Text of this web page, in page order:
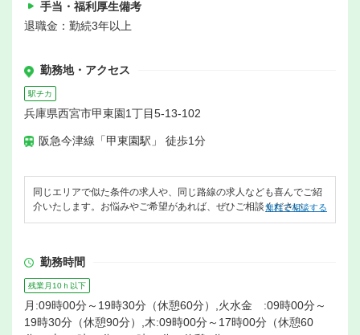
手当・福利厚生備考
退職金：勤続3年以上
勤務地・アクセス
駅チカ
兵庫県西宮市甲東園1丁目5-13-102
阪急今津線「甲東園駅」 徒歩1分
同じエリアで似た条件の求人や、同じ路線の求人なども喜んでご紹
介いたします。お悩みやご希望があれば、ぜひご相談ください。
無料で相談する
勤務時間
残業月10ｈ以下
月:09時00分～19時30分（休憩60分）,火水金 :09時00分～
19時30分（休憩90分）,木:09時00分～17時00分（休憩60